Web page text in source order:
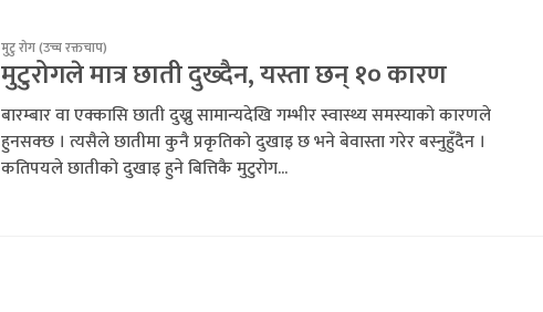
मुटु रोग (उच्च रक्तचाप)
मुटुरोगले मात्र छाती दुख्दैन, यस्ता छन् १० कारण
बारम्बार वा एक्कासि छाती दुख्नु सामान्यदेखि गम्भीर स्वास्थ्य समस्याको कारणले
हुनसक्छ । त्यसैले छातीमा कुनै प्रकृतिको दुखाइ छ भने बेवास्ता गरेर बस्नुहुँदैन ।
कतिपयले छातीको दुखाइ हुने बित्तिकै मुटुरोग...